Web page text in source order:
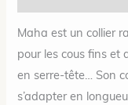
au
choix
Maha est un collier
pour les cous fins et
en serre-tête… Son
s’adapter en